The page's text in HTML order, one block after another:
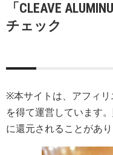
「CLEAVE
チェック
※本サイトは、アフィ
を得て運営しています
に還元されることがあり